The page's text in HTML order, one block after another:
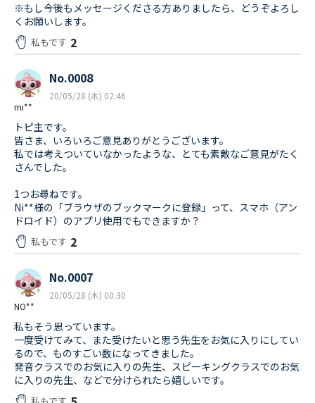
※もし今後もメッセージくださる方ありましたら、どうぞよろし
くお願いします。
私もです 2
mi**
No.0008
20/05/28 (木) 02:46
トピ主です。
皆さま、いろいろご意見ありがとうございます。
私では考えついていなかったような、とても素敵なご意見がたく
さんでした。
1つお尋ねです。
Ni**様の「ブラウザのブックマークに登録」って、スマホ（アン
ドロイド）のアプリ使用でもできますか？
私もです 2
NO**
No.0007
20/05/28 (木) 00:30
私もそう思っています。
一度受けてみて、また受けたいと思う先生をお気に入りにしてい
るので、ものすごい数になってきました。
発音クラスでのお気に入りの先生、スピーキングクラスでのお気
に入りの先生、などで分けられたら嬉しいです。